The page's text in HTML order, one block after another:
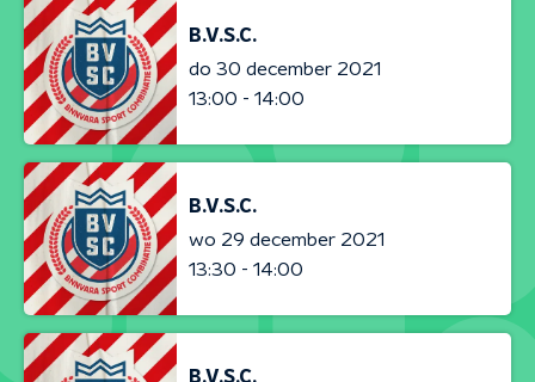
B.V.S.C.
do 30 december 2021
13:00 - 14:00
B.V.S.C.
wo 29 december 2021
13:30 - 14:00
B.V.S.C.